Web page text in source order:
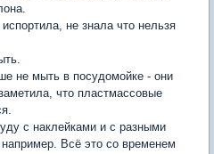
не знала что нельзя
не мыть в посудомойке - они
что пластмассовые
с наклейками и с разными
Всё это со временем